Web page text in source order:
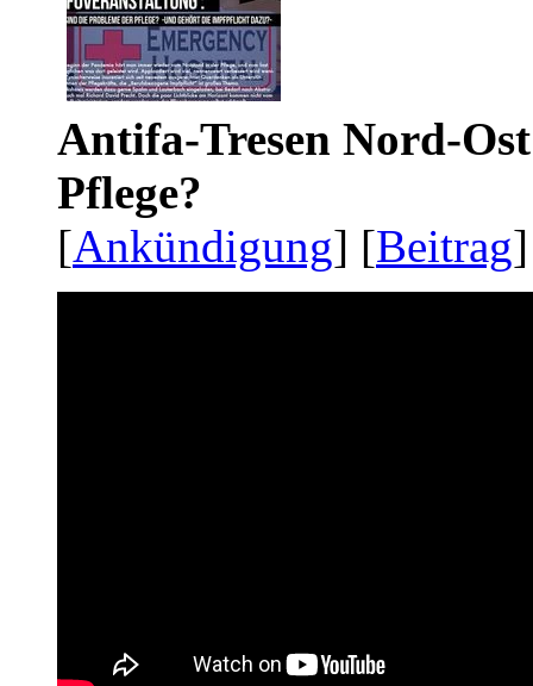
Antifa-Tresen Nord-
Pflege?
[Ankündigung] [Beitrag